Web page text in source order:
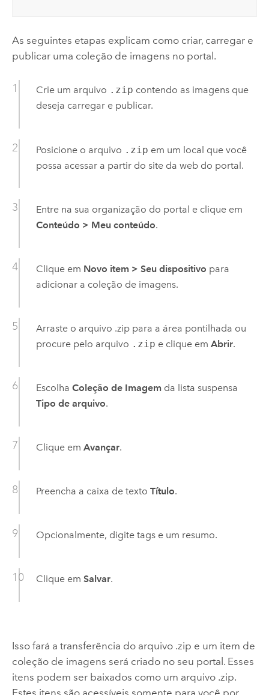
As seguintes etapas explicam como criar, carregar e
publicar uma coleção de imagens no portal.
Crie um arquivo .zip contendo as imagens que
deseja carregar e publicar.
Posicione o arquivo .zip em um local que você
possa acessar a partir do site da web do portal.
Entre na sua organização do portal e clique em
Conteúdo > Meu conteúdo.
Clique em Novo item > Seu dispositivo para
adicionar a coleção de imagens.
Arraste o arquivo .zip para a área pontilhada ou
procure pelo arquivo .zip e clique em Abrir.
Escolha Coleção de Imagemda lista suspensa
Tipo de arquivo.
Clique em Avançar.
Preencha a caixa de texto Título.
Opcionalmente, digite tags e um resumo.
Clique em Salvar.
Isso fará a transferência do arquivo .zip e um item de
coleção de imagens será criado no seu portal. Esses
itens podem ser baixados como um arquivo .zip.
Estes itens são acessíveis somente para você por